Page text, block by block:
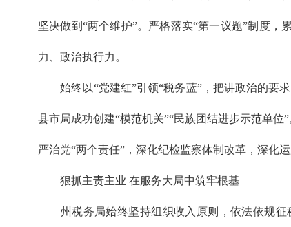
坚决做到“两个维护”。严格落实“第一议题”制度
力、政治执行力。
始终以“党建红”引领“税务蓝”，把讲政治的要求
县市局成功创建“模范机关”“民族团结进步示范单
严治党“两个责任”，深化纪检监察体制改革，深化
狠抓主责主业 在服务大局中筑牢根基
州税务局始终坚持组织收入原则，依法依规征